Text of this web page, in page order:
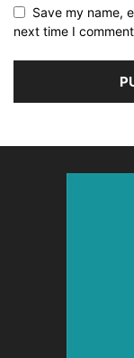
Save my name,
next time I